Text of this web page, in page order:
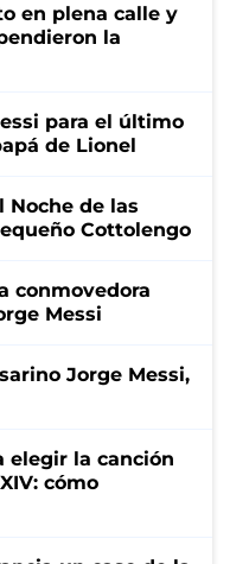
en plena calle y
la
para el último
de Lionel
Noche de las
Cottolengo
conmovedora
Messi
Jorge Messi,
elegir la canción
cómo